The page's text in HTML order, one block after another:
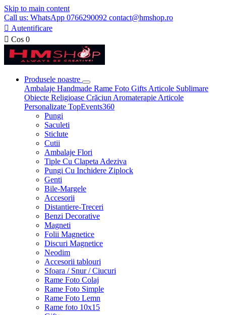
Skip to main content
Call us: WhatsApp 0766290092 contact@hmshop.ro
 Autentificare
 Cos 0
Produsele noastre
Ambalaje Handmade Rame Foto Gifts Articole Sublimare
Obiecte Religioase Crăciun Aromaterapie Articole
Personalizate TopEvents360
Pungi
Saculeti
Sticlute
Cutii
Ambalaje Flori
Tiple Cu Clapeta Adeziva
Pungi Cu Inchidere Ziplock
Genti
Bile-Margele
Accesorii
Distantiere-Treceri
Benzi Decorative
Magneti
Folii Magnetice
Discuri Magnetice
Neodim
Accesorii tablouri
Sfoara / Snur / Ciucuri
Rame Foto Colaj
Rame Foto Simple
Rame Foto Lemn
Rame foto 10x15